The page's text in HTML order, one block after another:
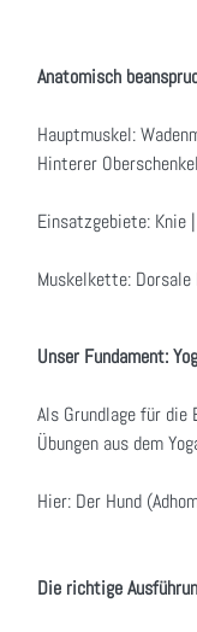
Anatomisch
Hauptmuskel:
Hinterer
Einsatzgebiete: Knie
Muskelkette:
Unser Fundament:
Als Grundlage für
Übungen aus dem
Hier: Der Hund
Die richtige